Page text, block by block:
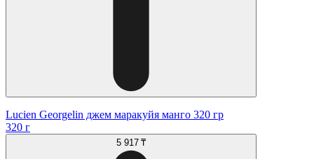
Lucien Georgelin джем маракуйя манго 320 гр
320 г
5 917 ₸